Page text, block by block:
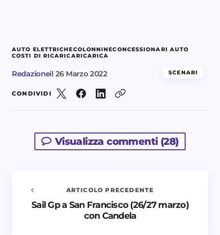
AUTO ELETTRICHECOLONNINECONCESSIONARI AUTO
COSTI DI RICARICARICARICA
Redazioneil 26 Marzo 2022 SCENARI
CONDIVIDI
Visualizza commenti (28)
Avvisami quando vengono aggiunti nuovi
ARTICOLO PRECEDENTE
Sail Gp a San Francisco (26/27 marzo)
con Candela